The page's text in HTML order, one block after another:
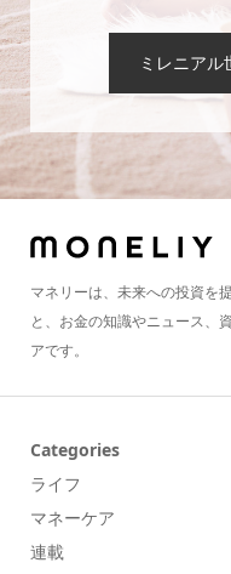
ミレニア
マネリーは、未来への投資を
と、お金の知識やニュース、
アです。
Categories
ライフ
マネーケア
連載